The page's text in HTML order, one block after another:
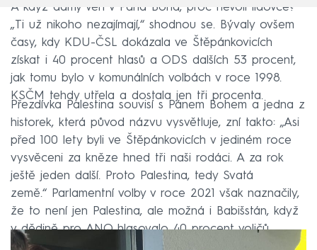
A když dámy věří v Pána Boha, proč nevolí lidovce?
„Ti už nikoho nezajímají,“ shodnou se. Bývaly ovšem
časy, kdy KDU-ČSL dokázala ve Štěpánkovicích
získat i 40 procent hlasů a ODS dalších 53 procent,
jak tomu bylo v komunálních volbách v roce 1998.
KSČM tehdy utřela a dostala jen tři procenta.
Přezdívka Palestina souvisí s Pánem Bohem a jedna z
historek, která původ názvu vysvětluje, zní takto: „Asi
před 100 lety byli ve Štěpánkovicích v jediném roce
vysvěceni za kněze hned tři naši rodáci. A za rok
ještě jeden další. Proto Palestina, tedy Svatá
země.“ Parlamentní volby v roce 2021 však naznačily,
že to není jen Palestina, ale možná i Babišstán, když
v dědině pro ANO hlasovalo 40 procent voličů.